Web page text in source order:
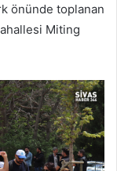
önünde toplanan
Miting